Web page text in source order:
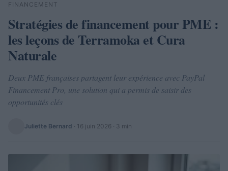
Rechercher
FINANCEMENT
Stratégies de financement pour PME :
les leçons de Terramoka et Cura
Naturale
Deux PME françaises partagent leur expérience avec PayPal
Financement Pro, une solution qui a permis de saisir des
opportunités clés
Juliette Bernard · 16 juin 2026 · 3 min